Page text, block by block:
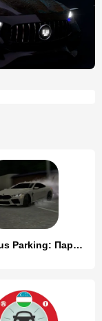
Caucasus Parking: Парковка 3D